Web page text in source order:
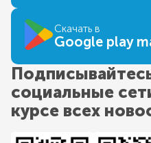
Скачать в
Google play
социальные
курсе всех